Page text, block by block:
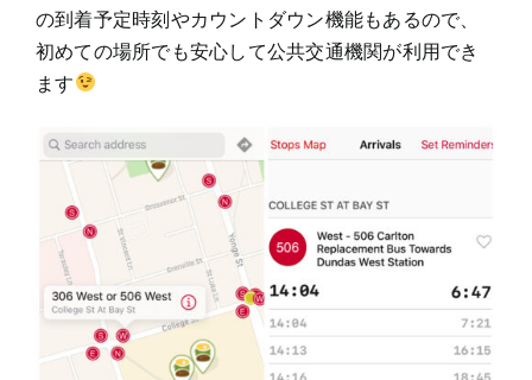
の到着予定時刻やカウントダウン機能もあるので、
初めての場所でも安心して公共交通機関が利用でき
ます